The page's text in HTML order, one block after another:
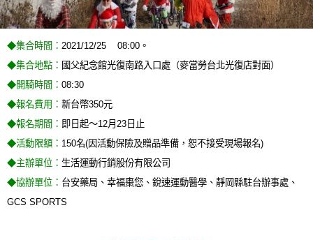
◆集合時間： 2021/12/25 08:00。
◆集合地點： 國父紀念館光復南路入口處（麥當勞台北光復店對面）
◆開騎時間： 08:30
◆報名費用： 新台幣350元
◆報名期間： 即日起～12月23日止
◆活動限額： 150名(因活動保險及贈品準備，恕不接受現場報名)
◆主辦單位： 生活運動行銷股份有限公司
◆協辦單位： 台安藥局、幸福棗您、銳速運動醫學、靜岡縣駐台辦事處、
GCS SPORTS